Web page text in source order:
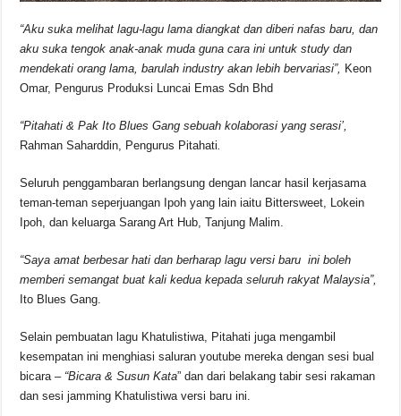
“Aku suka melihat lagu-lagu lama diangkat dan diberi nafas baru, dan
aku suka tengok anak-anak muda guna cara ini untuk study dan
mendekati orang lama, barulah industry akan lebih bervariasi”, Keon
Omar, Pengurus Produksi Luncai Emas Sdn Bhd
“Pitahati & Pak Ito Blues Gang sebuah kolaborasi yang serasi’,
Rahman Saharddin, Pengurus Pitahati
Seluruh penggambaran berlangsung dengan lancar hasil kerjasama
teman-teman seperjuangan Ipoh yang lain iaitu Bittersweet, Lokein
Ipoh, dan keluarga Sarang Art Hub, Tanjung Malim.
“Saya amat berbesar hati dan berharap lagu versi baru ini boleh
memberi semangat buat kali kedua kepada seluruh rakyat Malaysia”,
Ito Blues Gang.
Selain pembuatan lagu Khatulistiwa, Pitahati juga mengambil
kesempatan ini menghiasi saluran youtube mereka dengan sesi bual
bicara –“Bicara & Susun Kata” dan dari belakang tabir sesi rakaman
dan sesi jamming Khatulistiwa versi baru ini.